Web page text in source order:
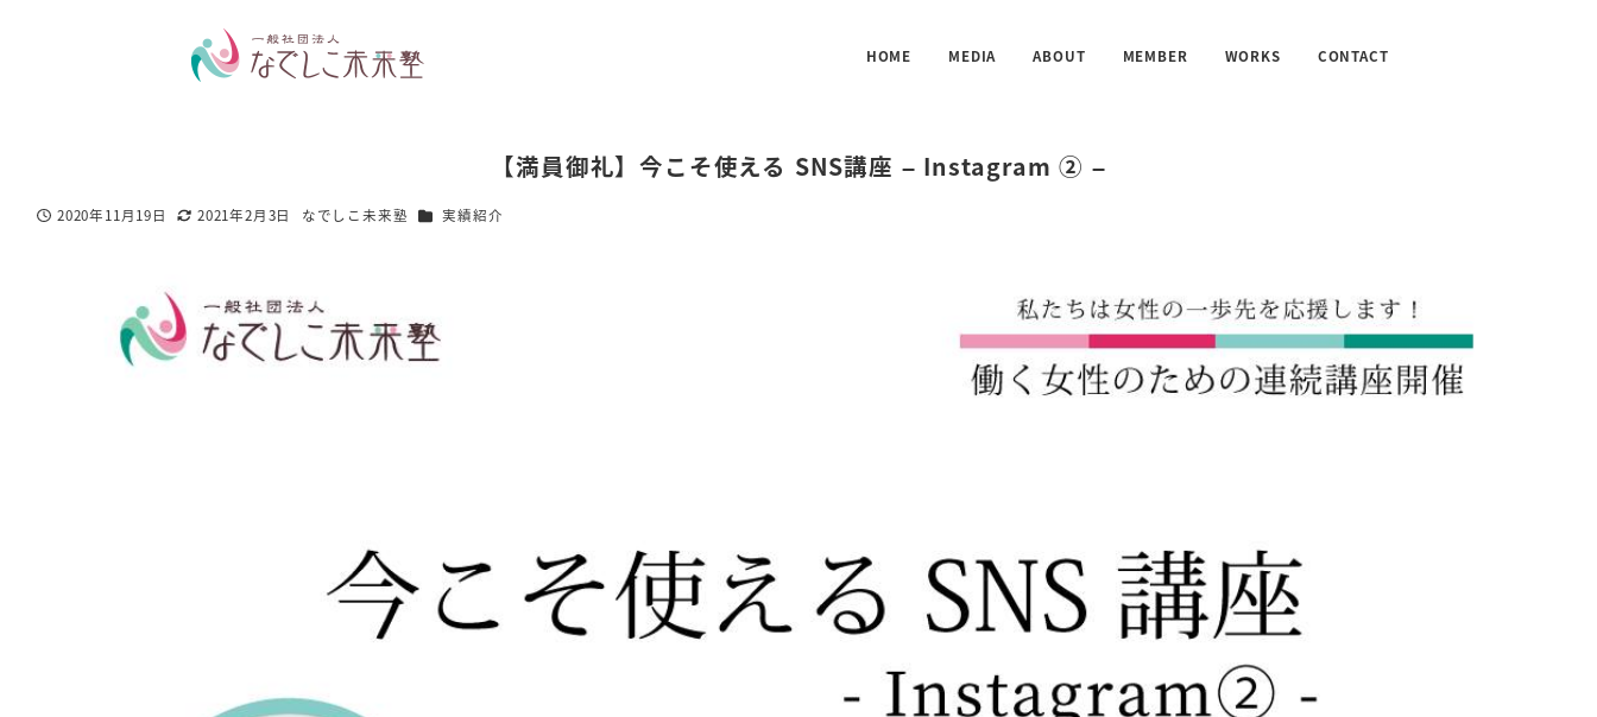
HOME MEDIA ABOUT MEMBER WORKS CONTACT
【満員御礼】今こそ使える SNS講座 – Instagram ② –
投稿日
2020年11月19日
更新日
2021年2月3日
著
なでしこ未来塾 カテゴリー
実績紹介